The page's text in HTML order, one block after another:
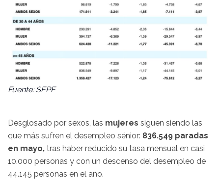
Fuente: SEPE
Desglosado por sexos, las mujeres siguen siendo las
que más sufren el desempleo sénior: 836.549 paradas
en mayo, tras haber reducido su tasa mensual en casi
10.000 personas y con un descenso del desempleo de
44.145 personas en el año.